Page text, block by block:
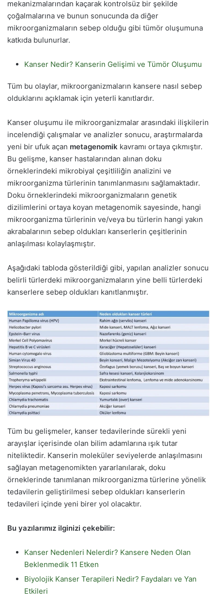
mekanizmalarından kaçarak kontrolsüz bir şekilde
çoğalmalarına ve bunun sonucunda da diğer
mikroorganizmaların sebep olduğu gibi tümör oluşumuna
katkıda bulunurlar.
Kanser Nedir? Kanserin Gelişimi ve Tümör Oluşumu
Tüm bu olaylar, mikroorganizmaların kansere nasıl sebep
olduklarını açıklamak için yeterli kanıtlardır.
Kanser oluşumu ile mikroorganizmalar arasındaki ilişkilerin
incelendiği çalışmalar ve analizler sonucu, araştırmalarda
yeni bir ufuk açan metagenomik kavramı ortaya çıkmıştır.
Bu gelişme, kanser hastalarından alınan doku
örneklerindeki mikrobiyal çeşitliliğin analizini ve
mikroorganizma türlerinin tanımlanmasını sağlamaktadır.
Doku örneklerindeki mikroorganizmaların genetik
dizilimlerini ortaya koyan metagenomik sayesinde, hangi
mikroorganizma türlerinin ve/veya bu türlerin hangi yakın
akrabalarının sebep oldukları kanserlerin çeşitlerinin
anlaşılması kolaylaşmıştır.
Aşağıdaki tabloda gösterildiği gibi, yapılan analizler sonucu
belirli türlerdeki mikroorganizmaların yine belli türlerdeki
kanserlere sebep oldukları kanıtlanmıştır.
Tüm bu gelişmeler, kanser tedavilerinde sürekli yeni
arayışlar içerisinde olan bilim adamlarına ışık tutar
niteliktedir. Kanserin moleküler seviyelerde anlaşılmasını
sağlayan metagenomikten yararlanılarak, doku
örneklerinde tanımlanan mikroorganizma türlerine yönelik
tedavilerin geliştirilmesi sebep oldukları kanserlerin
tedavileri içinde yeni birer yol olacaktır.
Bu yazılarımız ilginizi çekebilir:
Kanser Nedenleri Nelerdir? Kansere Neden Olan
Beklenmedik 11 Etken
Biyolojik Kanser Terapileri Nedir? Faydaları ve Yan
Etkileri